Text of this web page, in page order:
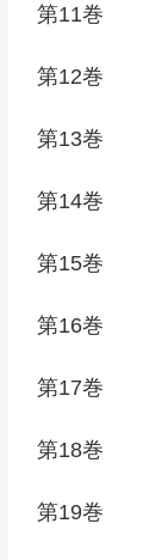
第11巻
第12巻
第13巻
第14巻
第15巻
第16巻
第17巻
第18巻
第19巻